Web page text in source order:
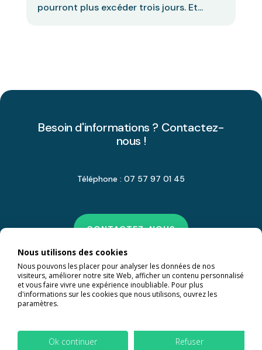
pourront plus excéder trois jours. Et...
Besoin d'informations ? Contactez-
nous !
Téléphone : 07 57 97 01 45
CONTACTEZ-NOUS
Nous utilisons des cookies
Nous pouvons les placer pour analyser les données de nos
visiteurs, améliorer notre site Web, afficher un contenu personnalisé
et vous faire vivre une expérience inoubliable. Pour plus
d'informations sur les cookies que nous utilisons, ouvrez les
paramètres.
Ok continuer Refuser